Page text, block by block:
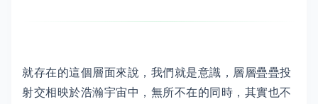
就存在的這個層面來說，我們就是意識，層層疊疊投
射交相映於浩瀚宇宙中，無所不在的同時，其實也不